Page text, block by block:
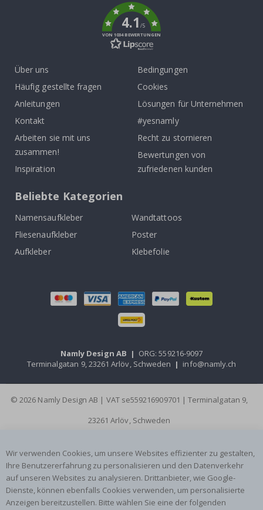
4.1/5
VON 1034 BEWERTUNGEN
Über uns
Häufig gestellte fragen
Anleitungen
Kontakt
Arbeiten sie mit uns
zusammen!
Inspiration
Bedingungen
Cookies
Lösungen für Unternehmen
#yesnamly
Recht zu stornieren
Bewertungen von
zufriedenen kunden
Beliebte Kategorien
Namensaufkleber
Wandtattoos
Fliesenaufkleber
Poster
Aufkleber
Klebefolie
Namly Design AB | ORG: 559216-9097
Terminalgatan 9, 23261 Arlöv, Schweden | info@namly.ch
© 2026 Namly Design AB | VAT se559216909701 | Terminalgatan 9,
23261 Arlöv, Schweden
Wir verwenden Cookies, um unsere Websites effizienter zu gestalten,
Ihre Benutzererfahrung zu personalisieren und den Datenverkehr
auf unseren Websites zu analysieren. Drittanbieter, wie Google-
Dienste, können ebenfalls Cookies verwenden, um personalisierte
Anzeigen bereitzustellen. Bitte wählen Sie eine der folgenden